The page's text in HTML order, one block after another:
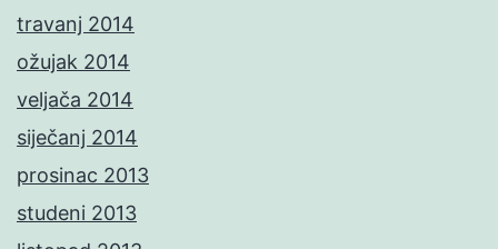
travanj 2014
ožujak 2014
veljača 2014
siječanj 2014
prosinac 2013
studeni 2013